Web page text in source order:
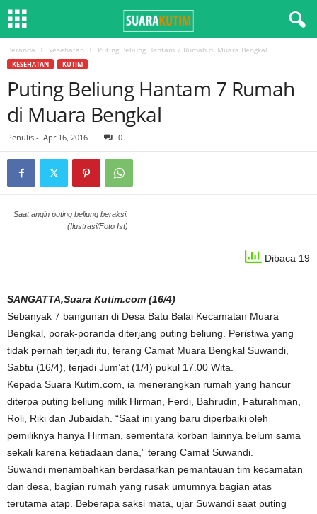
Beranda kesehatan Puting Beliung Hantam 7 Rumah di Muara Bengkal
KESEHATAN KUTIM
Puting Beliung Hantam 7 Rumah
di Muara Bengkal
Penulis - Apr 16, 2016 0
Saat angin puting beliung beraksi.
(Ilustrasi/Foto Ist)
Dibaca 19
SANGATTA,Suara Kutim.com (16/4)
Sebanyak 7 bangunan di Desa Batu Balai Kecamatan Muara
Bengkal, porak-poranda diterjang puting beliung. Peristiwa yang
tidak pernah terjadi itu, terang Camat Muara Bengkal Suwandi,
Sabtu (16/4), terjadi Jum’at (1/4) pukul 17.00 Wita.
Kepada Suara Kutim.com, ia menerangkan rumah yang hancur
diterpa puting beliung milik Hirman, Ferdi, Bahrudin, Faturahman,
Roli, Riki dan Jubaidah. “Saat ini yang baru diperbaiki oleh
pemiliknya hanya Hirman, sementara korban lainnya belum sama
sekali karena ketiadaan dana,” terang Camat Suwandi.
Suwandi menambahkan berdasarkan pemantauan tim kecamatan
dan desa, bagian rumah yang rusak umumnya bagian atas
terutama atap. Beberapa saksi mata, ujar Suwandi saat puting